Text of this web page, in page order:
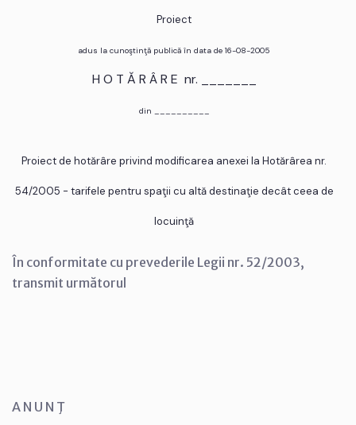
Proiect
adus la cunoştinţă publică în data de 16-08-2005
H O T Ă R Â R E nr. _______
din __________
Proiect de hotărâre privind modificarea anexei la Hotărârea nr.
54/2005 - tarifele pentru spaţii cu altă destinaţie decât ceea de
locuinţă
În conformitate cu prevederile Legii nr. 52/2003,
transmit următorul
A N U N Ţ